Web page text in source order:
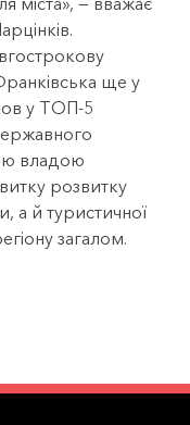
ще у
у ТОП-5
владою
розвитку
а й туристичної
загалом.
КОНТАКТИБЛОГ